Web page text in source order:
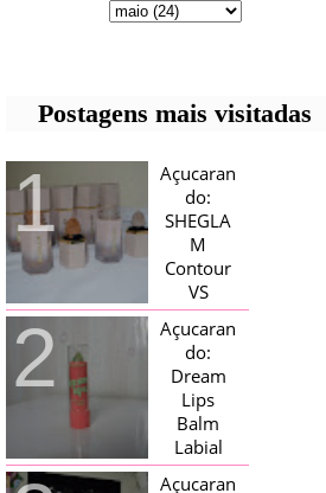
Postagens mais visitadas
Açucaran
do:
SHEGLA
M
Contour
VS
Bronzer!
HELLO AÇUCARADAS, E NESTE
MÊS CHEGOU AQUI EM CASA UMA
CAIXA RECHEADA DE SHEGLAM,
TINHA BLUSH, ILUMINADORES E
TODOS OS BRONZER E
CONTORNOS ...
Açucaran
do:
Dream
Lips
Balm
Labial
Magico
Açucaran